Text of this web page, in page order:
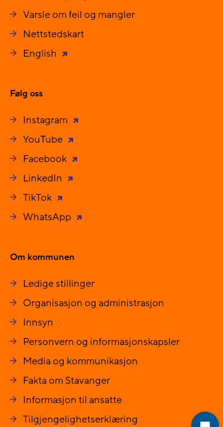
Varsle om feil og mangler
Nettstedskart
English
Følg oss
Instagram
YouTube
Facebook
LinkedIn
TikTok
WhatsApp
Om kommunen
Ledige stillinger
Organisasjon og administrasjon
Innsyn
Personvern og informasjonskapsler
Media og kommunikasjon
Fakta om Stavanger
Informasjon til ansatte
Tilgjengelighetserklæring